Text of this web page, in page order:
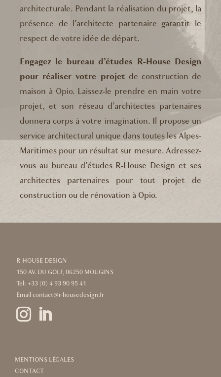
architecturale. Pendant la réalisation du projet, la
présence de l’architecte partenaire garantit le
respect de votre idée de départ.
Engagez le bureau d’études R-House Design
pour réaliser votre projet de construction de
maison à Opio. Laissez-le prendre en main votre
projet, et son réseau d’architectes partenaires
donnera corps à votre imagination. Il propose un
service architectural unique dans toutes les Alpes-
Maritimes pour un résultat sur mesure. Adressez-
vous au bureau d’études R-House Design et ses
architectes partenaires pour tout projet de
construction ou de rénovation à Opio.
R-HOUSE DESIGN
150 AV. DU GOLF, 06250 MOUGINS
Tel: +33 (0) 4 93 90 95 41
Email contact@r-housedesign.fr
MENTIONS LÉGALES
CONTACT